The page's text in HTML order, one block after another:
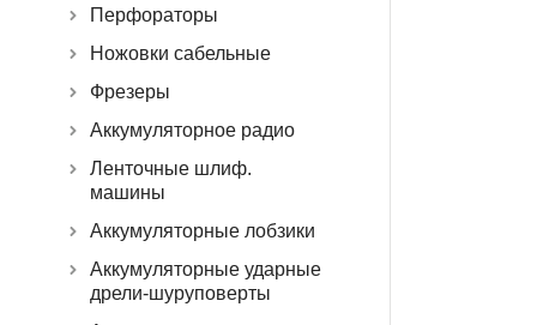
Перфораторы
Ножовки сабельные
Фрезеры
Аккумуляторное радио
Ленточные шлиф.
машины
Аккумуляторные лобзики
Аккумуляторные ударные
дрели-шуруповерты